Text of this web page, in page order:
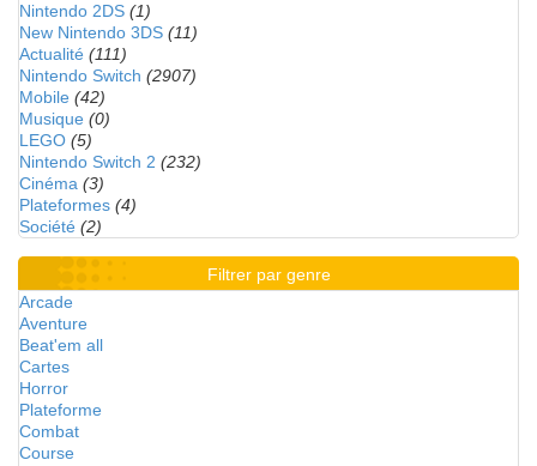
Nintendo 2DS (1)
New Nintendo 3DS (11)
Actualité (111)
Nintendo Switch (2907)
Mobile (42)
Musique (0)
LEGO (5)
Nintendo Switch 2 (232)
Cinéma (3)
Plateformes (4)
Société (2)
Filtrer par genre
Arcade
Aventure
Beat'em all
Cartes
Horror
Plateforme
Combat
Course